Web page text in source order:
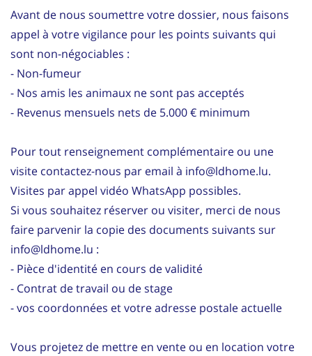
Avant de nous soumettre votre dossier, nous faisons
appel à votre vigilance pour les points suivants qui
sont non-négociables :
- Non-fumeur
- Nos amis les animaux ne sont pas acceptés
- Revenus mensuels nets de 5.000 € minimum
Pour tout renseignement complémentaire ou une
visite contactez-nous par email à info@ldhome.lu.
Visites par appel vidéo WhatsApp possibles.
Si vous souhaitez réserver ou visiter, merci de nous
faire parvenir la copie des documents suivants sur
info@ldhome.lu :
- Pièce d'identité en cours de validité
- Contrat de travail ou de stage
- vos coordonnées et votre adresse postale actuelle
Vous projetez de mettre en vente ou en location votre